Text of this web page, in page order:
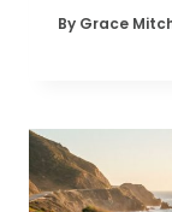
By Grace